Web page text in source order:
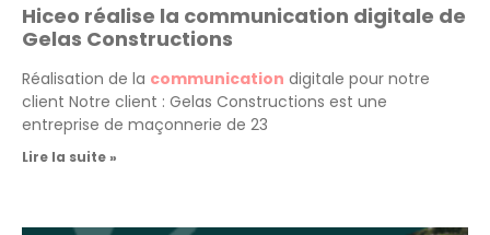
Hiceo réalise la communication digitale de
Gelas Constructions
Réalisation de la communication digitale pour notre
client Notre client : Gelas Constructions est une
entreprise de maçonnerie de 23
Lire la suite »